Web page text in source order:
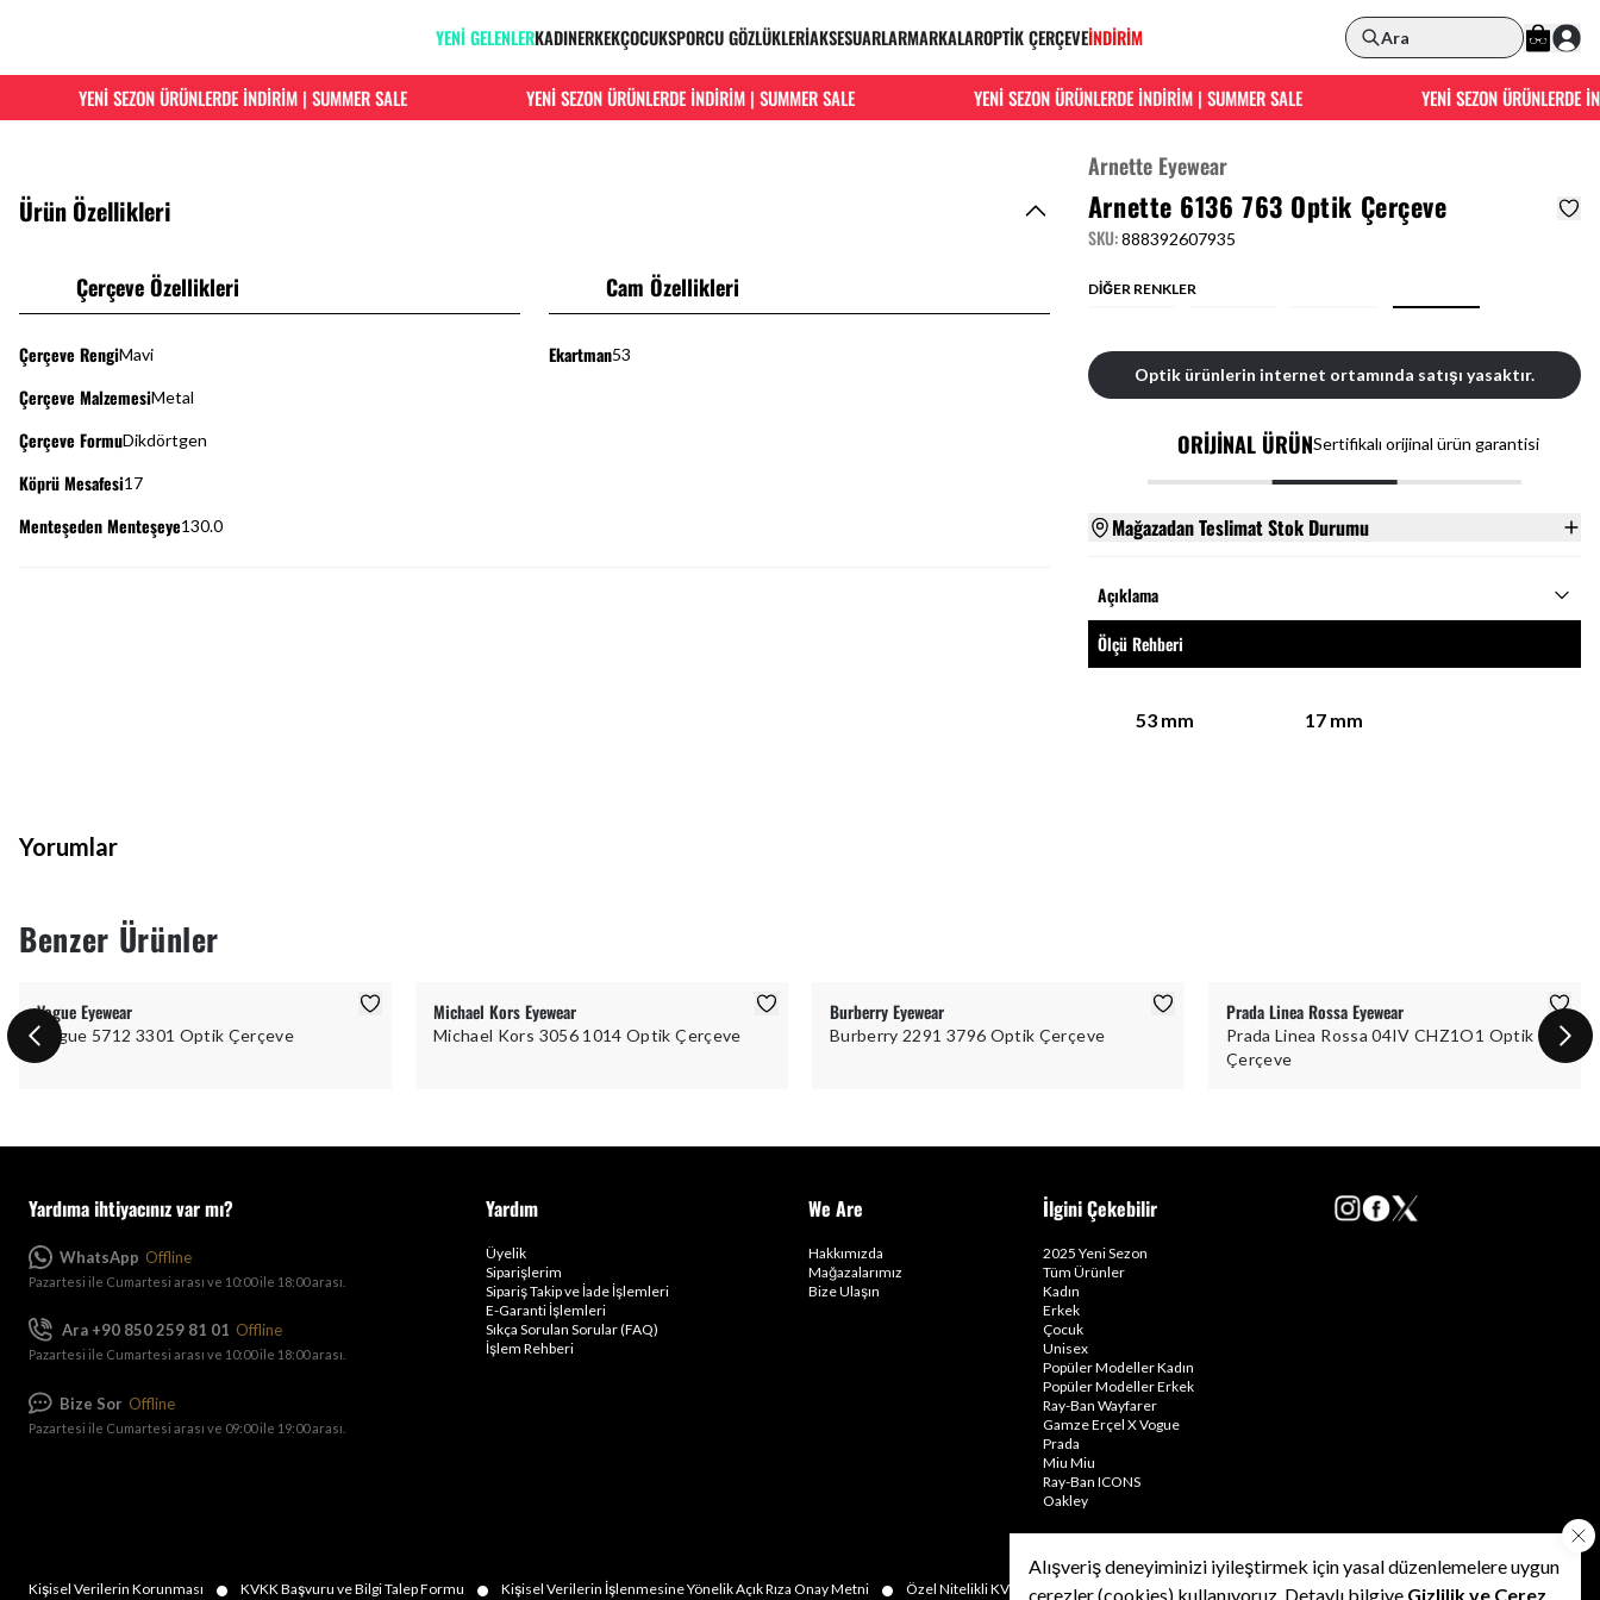
Alışveriş deneyiminizi iyileştirmek için yasal düzenlemelere uygun
çerezler (cookies) kullanıyoruz. Detaylı bilgiye Gizlilik ve Çerez
YENİ GELENLERKADINERKEKÇOCUKSPORCU GÖZLÜKLERİAKSESUARLARMARKALAROPTİK ÇERÇEVEİNDİRİM Ara
YENİ SEZON ÜRÜNLERDE İNDİRİM | SUMMER SALE YENİ SEZON ÜRÜNLERDE İNDİRİM | SUMMER SALE YENİ SEZON ÜRÜNLERDE İNDİRİM | SUMMER SALE YENİ SEZON ÜRÜNLERDE
Ürün Özellikleri
Çerçeve Özellikleri
Çerçeve RengiMavi
Çerçeve MalzemesiMetal
Çerçeve FormuDikdörtgen
Köprü Mesafesi17
Menteşeden Menteşeye130.0
Cam Özellikleri
Ekartman53
Arnette Eyewear
Arnette 6136 763 Optik Çerçeve
SKU:888392607935
DİĞER RENKLER
Optik ürünlerin internet ortamında satışı yasaktır.
ORİJİNAL ÜRÜNSertifikalı orijinal ürün garantisi
Mağazadan Teslimat Stok Durumu
Açıklama
Ölçü Rehberi
53 mm 17 mm
Yorumlar
Benzer Ürünler
Vogue Eyewear
Vogue 5712 3301 Optik Çerçeve
Michael Kors Eyewear
Michael Kors 3056 1014 Optik Çerçeve
Burberry Eyewear
Burberry 2291 3796 Optik Çerçeve
Prada Linea Rossa Eyewear
Prada Linea Rossa 04IV CHZ1O1 Optik
Çerçeve
Yardıma ihtiyacınız var mı?
WhatsApp Offline
Pazartesi ile Cumartesi arası ve 10:00 ile 18:00 arası.
Ara +90 850 259 81 01 Offline
Pazartesi ile Cumartesi arası ve 10:00 ile 18:00 arası.
Bize Sor Offline
Pazartesi ile Cumartesi arası ve 09:00 ile 19:00 arası.
Yardım
Üyelik
Siparişlerim
Sipariş Takip ve İade İşlemleri
E-Garanti İşlemleri
Sıkça Sorulan Sorular (FAQ)
İşlem Rehberi
We Are
Hakkımızda
Mağazalarımız
Bize Ulaşın
İlgini Çekebilir
2025 Yeni Sezon
Tüm Ürünler
Kadın
Erkek
Çocuk
Unisex
Popüler Modeller Kadın
Popüler Modeller Erkek
Ray-Ban Wayfarer
Gamze Erçel X Vogue
Prada
Miu Miu
Ray-Ban ICONS
Oakley
Kişisel Verilerin Korunması • KVKK Başvuru ve Bilgi Talep Formu • Kişisel Verilerin İşlenmesine Yönelik Açık Rıza Onay Metni • Özel Nitelikli KVKK • Kullanım Şartları • Gizlilik Politikası • Çerez Politikası •